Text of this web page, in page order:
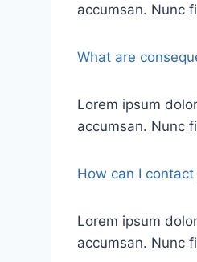
accumsan. Nunc
What are
Lorem ipsum
accumsan. Nunc
How can I
Lorem ipsum
accumsan. Nunc